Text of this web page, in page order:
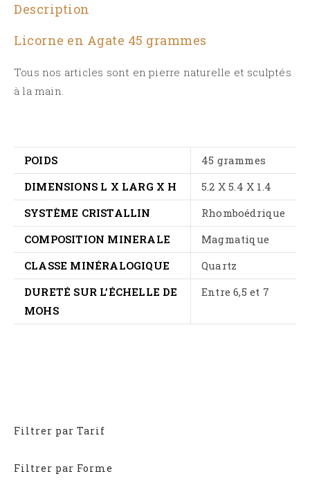
Description
Licorne en Agate 45 grammes
Tous nos articles sont en pierre naturelle et sculptés
à la main.
POIDS
45 grammes
DIMENSIONS L X LARG X H
5.2 X 5.4 X 1.4
SYSTÈME CRISTALLIN
Rhomboédrique
COMPOSITION MINERALE
Magmatique
CLASSE MINÉRALOGIQUE
Quartz
DURETÉ SUR L’ÉCHELLE DE
MOHS
Entre 6,5 et 7
Filtrer par Tarif
Filtrer par Forme